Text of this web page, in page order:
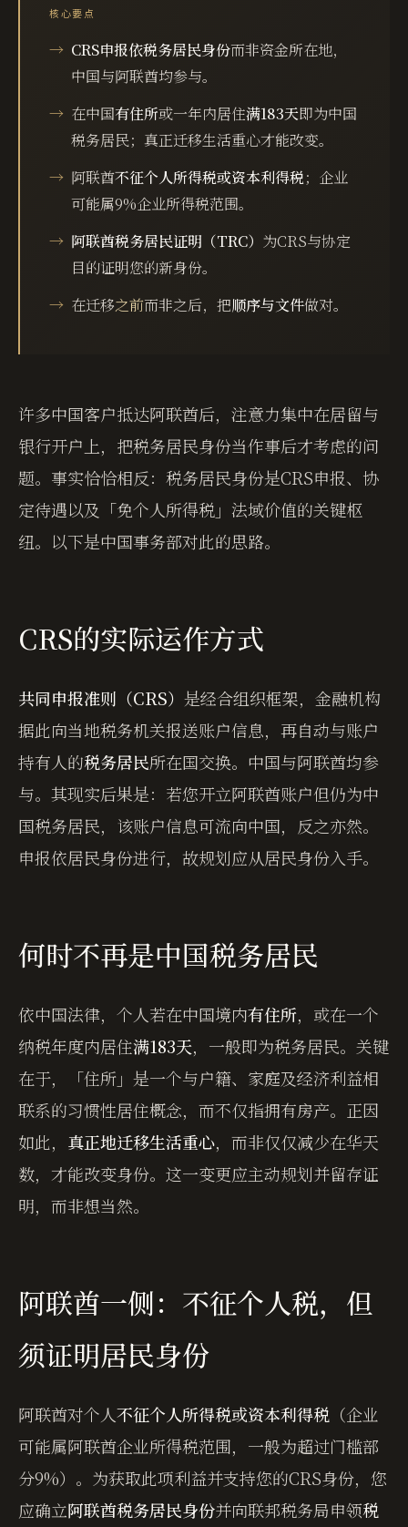
核心要点
CRS申报依税务居民身份而非资金所在地，
中国与阿联酋均参与。
在中国有住所或一年内居住满183天即为中国
税务居民；真正迁移生活重心才能改变。
阿联酋不征个人所得税或资本利得税；企业
可能属9%企业所得税范围。
阿联酋税务居民证明（TRC） 为CRS与协定
目的证明您的新身份。
在迁移之前而非之后，把顺序与文件做对。
许多中国客户抵达阿联酋后，注意力集中在居留与
银行开户上，把税务居民身份当作事后才考虑的问
题。事实恰恰相反：税务居民身份是CRS申报、协
定待遇以及「免个人所得税」法域价值的关键枢
纽。以下是中国事务部对此的思路。
CRS的实际运作方式
共同申报准则（CRS） 是经合组织框架，金融机构
据此向当地税务机关报送账户信息，再自动与账户
持有人的税务居民所在国交换。中国与阿联酋均参
与。其现实后果是：若您开立阿联酋账户但仍为中
国税务居民，该账户信息可流向中国，反之亦然。
申报依居民身份进行，故规划应从居民身份入手。
何时不再是中国税务居民
依中国法律，个人若在中国境内有住所，或在一个
纳税年度内居住满183天，一般即为税务居民。关键
在于，「住所」是一个与户籍、家庭及经济利益相
联系的习惯性居住概念，而不仅指拥有房产。正因
如此， 真正地迁移生活重心，而非仅仅减少在华天
数，才能改变身份。这一变更应主动规划并留存证
明，而非想当然。
阿联酋一侧：不征个人税，但
须证明居民身份
阿联酋对个人不征个人所得税或资本利得税 （企业
可能属阿联酋企业所得税范围，一般为超过门槛部
分9%）。为获取此项利益并支持您的CRS身份，您
应确立阿联酋税务居民身份并向联邦税务局申领税